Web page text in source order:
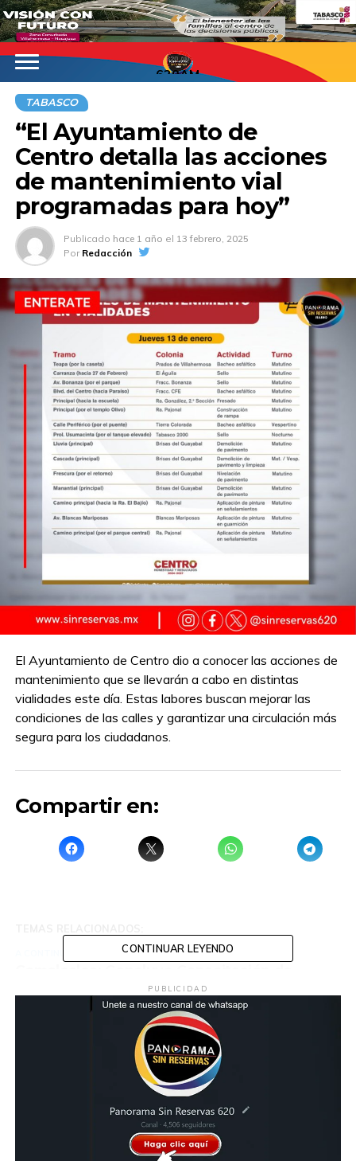
620AM
TABASCO
“El Ayuntamiento de
Centro detalla las acciones
de mantenimiento vial
programadas para hoy”
Publicado hace 1 año el 13 febrero, 2025
Por Redacción
El Ayuntamiento de Centro dio a conocer las acciones de
mantenimiento que se llevarán a cabo en distintas
vialidades este día. Estas labores buscan mejorar las
condiciones de las calles y garantizar una circulación más
segura para los ciudadanos.
Compartir en:
Seguridad para el Personal del Mercado
Público “27 de Octubre”
Sujeto abandona a bebé en bolsas de basura;
policías de Tultitlán lo rescatan
CONTINUAR LEYENDO
PUBLICIDAD